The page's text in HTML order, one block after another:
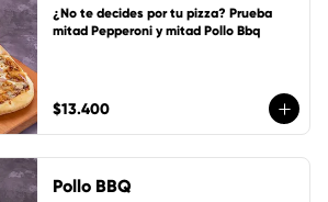
¿No te decides por tu pizza? Prueba
mitad Pepperoni y mitad Pollo Bbq
$13.400
Pollo BBQ